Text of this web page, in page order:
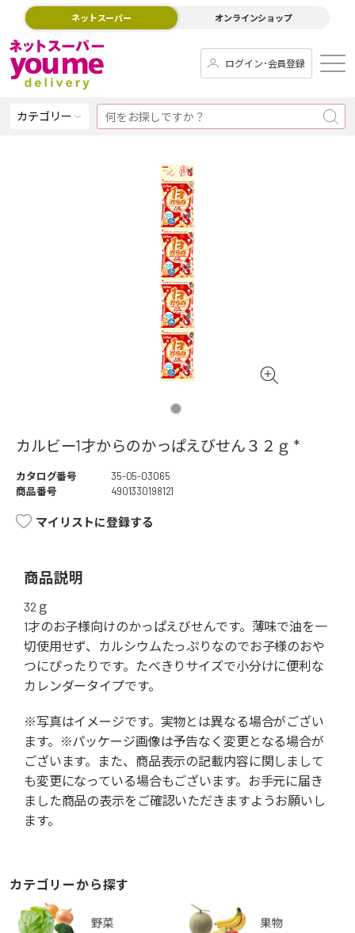
ネットスーパー オンラインショップ
ログイン･会員登録
カテゴリー
カルビー1才からのかっぱえびせん３２ｇ *
カタログ番号
35-05-03065
商品番号
4901330198121
マイリストに登録する
商品説明
32ｇ
1才のお子様向けのかっぱえびせんです。薄味で油を一
切使用せず、カルシウムたっぷりなのでお子様のおや
つにぴったりです。たべきりサイズで小分けに便利な
カレンダータイプです。
※写真はイメージです。実物とは異なる場合がござい
ます。※パッケージ画像は予告なく変更となる場合が
ございます。また、商品表示の記載内容に関しまして
も変更になっている場合もございます。お手元に届き
ました商品の表示をご確認いただきますようお願いし
ます。
カテゴリーから探す